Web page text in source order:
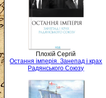
Плохій Сергій
Остання імперія. Занепад і крах
Радянського Союзу